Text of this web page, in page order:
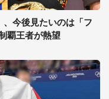
今後見たいのは「フ
覇王者が熱望